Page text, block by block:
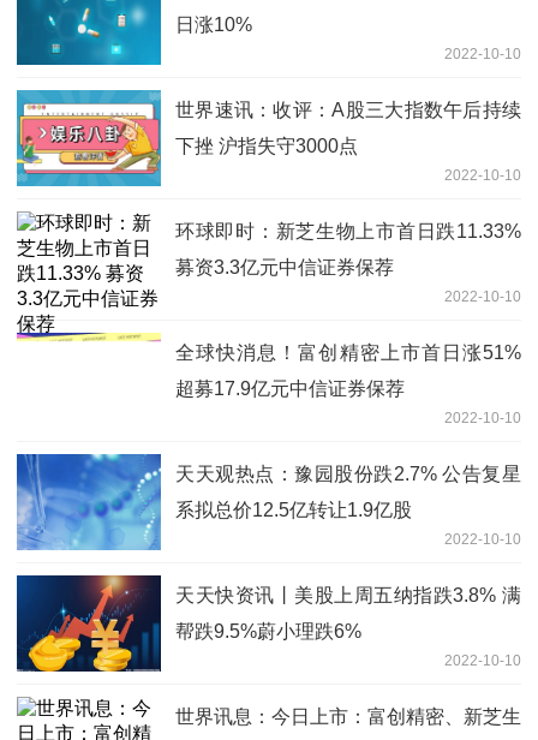
日涨10%
2022-10-10
世界速讯：收评：A股三大指数午后持续
下挫 沪指失守3000点
2022-10-10
环球即时：新芝生物上市首日跌11.33%
募资3.3亿元中信证券保荐
2022-10-10
全球快消息！富创精密上市首日涨51%
超募17.9亿元中信证券保荐
2022-10-10
天天观热点：豫园股份跌2.7% 公告复星
系拟总价12.5亿转让1.9亿股
2022-10-10
天天快资讯丨美股上周五纳指跌3.8% 满
帮跌9.5%蔚小理跌6%
2022-10-10
世界讯息：今日上市：富创精密、新芝生